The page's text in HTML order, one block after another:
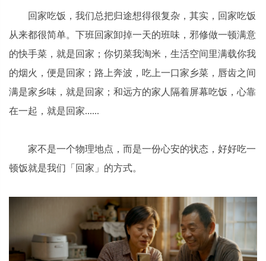
回家吃饭，我们总把归途想得很复杂，其实，回家吃饭
从来都很简单。下班回家卸掉一天的班味，邪修做一顿满意
的快手菜，就是回家；你切菜我淘米，生活空间里满载你我
的烟火，便是回家；路上奔波，吃上一口家乡菜，唇齿之间
满是家乡味，就是回家；和远方的家人隔着屏幕吃饭，心靠
在一起，就是回家......
家不是一个物理地点，而是一份心安的状态，好好吃一
顿饭就是我们「回家」的方式。